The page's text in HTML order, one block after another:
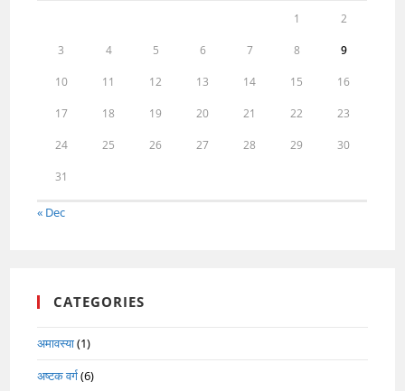
1 2
3 4 5 6 7 8 9
10 11 12 13 14 15 16
17 18 19 20 21 22 23
24 25 26 27 28 29 30
31
« Dec
CATEGORIES
अमावस्या(1)
अष्टक वर्ग(6)